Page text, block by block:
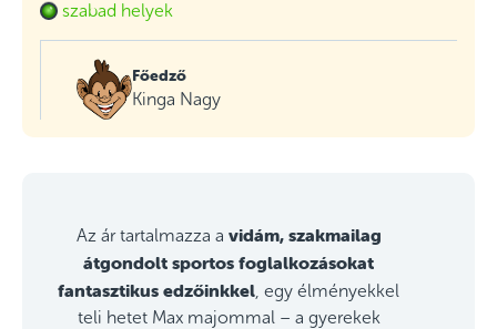
szabad helyek
Főedző
Kinga Nagy
Az ár tartalmazza a vidám, szakmailag
átgondolt sportos foglalkozásokat
fantasztikus edzőinkkel , egy élményekkel
teli hetet Max majommal – a gyerekek